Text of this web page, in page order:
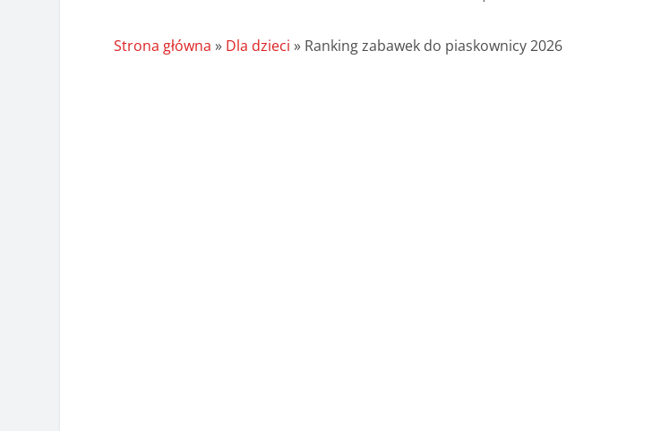
Strona główna » Dla dzieci » Ranking zabawek do piaskownicy 2026